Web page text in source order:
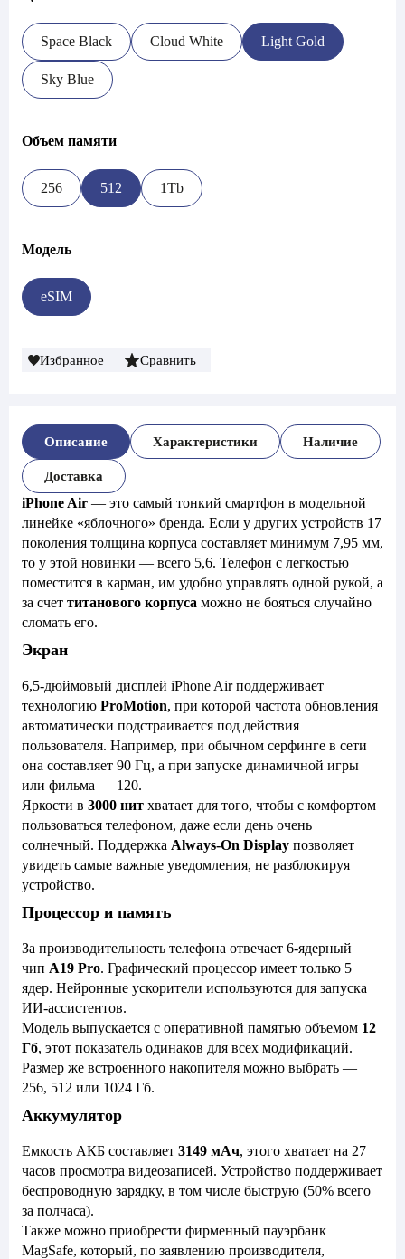
Space Black Cloud White Light Gold
Sky Blue
Объем памяти
256 512 1Tb
Модель
eSIM
Избранное Сравнить
Описание Характеристики Наличие
Доставка
iPhone Air — это самый тонкий смартфон в модельной
линейке «яблочного» бренда. Если у других устройств 17
поколения толщина корпуса составляет минимум 7,95 мм,
то у этой новинки — всего 5,6. Телефон с легкостью
поместится в карман, им удобно управлять одной рукой, а
за счет титанового корпуса можно не бояться случайно
сломать его.
Экран
6,5-дюймовый дисплей iPhone Air поддерживает
технологию ProMotion, при которой частота обновления
автоматически подстраивается под действия
пользователя. Например, при обычном серфинге в сети
она составляет 90 Гц, а при запуске динамичной игры
или фильма — 120.
Яркости в 3000 нит хватает для того, чтобы с комфортом
пользоваться телефоном, даже если день очень
солнечный. Поддержка Always-On Display позволяет
увидеть самые важные уведомления, не разблокируя
устройство.
Процессор и память
За производительность телефона отвечает 6-ядерный
чип A19 Pro. Графический процессор имеет только 5
ядер. Нейронные ускорители используются для запуска
ИИ-ассистентов.
Модель выпускается с оперативной памятью объемом 12
Гб, этот показатель одинаков для всех модификаций.
Размер же встроенного накопителя можно выбрать —
256, 512 или 1024 Гб.
Аккумулятор
Емкость АКБ составляет 3149 мАч, этого хватает на 27
часов просмотра видеозаписей. Устройство поддерживает
беспроводную зарядку, в том числе быструю (50% всего
за полчаса).
Также можно приобрести фирменный пауэрбанк
MagSafe, который, по заявлению производителя,